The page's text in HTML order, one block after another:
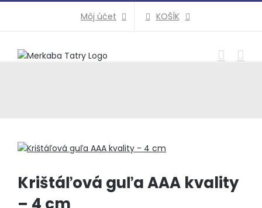
Môj účet KOŠÍK
Krištáľová guľa AAA kvality